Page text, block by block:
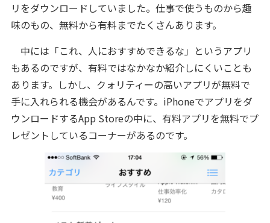
リをダウンロードしていました。仕事で使うものから趣
味のもの、無料から有料までたくさんあります。
中には「これ、人におすすめできるな」というアプリ
もあるのですが、有料ではなかなか紹介しにくいことも
あります。しかし、クォリティーの高いアプリが無料で
手に入れられる機会があるんです。iPhoneでアプリをダ
ウンロードするApp Storeの中に、有料アプリを無料でプ
レゼントしているコーナーがあるのです。